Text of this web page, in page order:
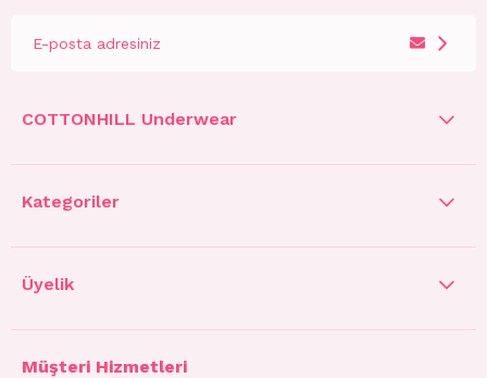
COTTONHILL Underwear
Kategoriler
Üyelik
Müşteri Hizmetleri